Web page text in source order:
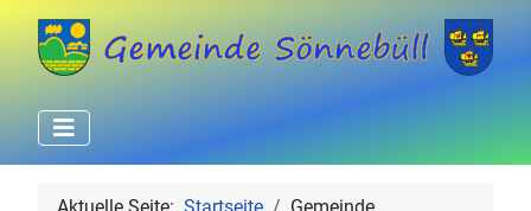
Aktuelle Seite: Startseite
Gemeinde